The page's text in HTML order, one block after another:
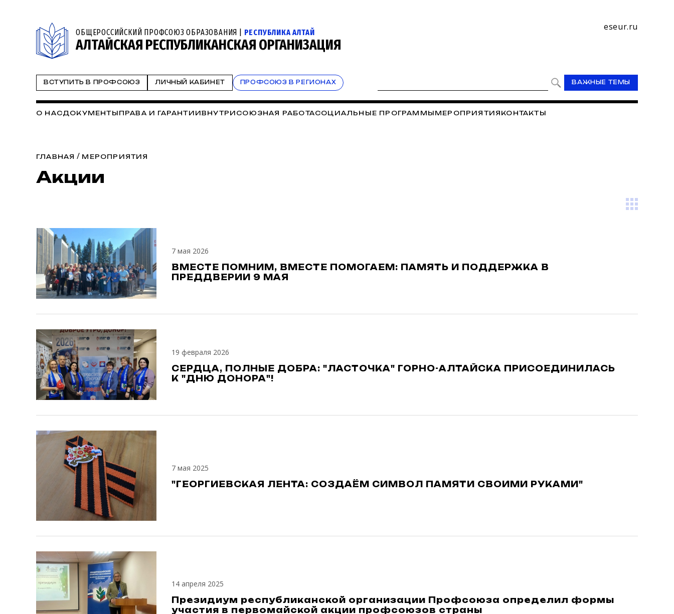
ОБЩЕРОССИЙСКИЙ ПРОФСОЮЗ ОБРАЗОВАНИЯ | РЕСПУБЛИКА АЛТАЙ
АЛТАЙСКАЯ РЕСПУБЛИКАНСКАЯ ОРГАНИЗАЦИЯ
eseur.ru
ВСТУПИТЬ В ПРОФСОЮЗ ЛИЧНЫЙ КАБИНЕТ ПРОФСОЮЗ В РЕГИОНАХ ВАЖНЫЕ ТЕМЫ
О НАСДОКУМЕНТЫ ПРАВА И ГАРАНТИИВНУТРИСОЮЗНАЯ РАБОТАСОЦИАЛЬНЫЕ ПРОГРАММЫ МЕРОПРИЯТИЯ КОНТАКТЫ
ГЛАВНАЯ / МЕРОПРИЯТИЯ
Акции
7 мая 2026
ВМЕСТЕ ПОМНИМ, ВМЕСТЕ ПОМОГАЕМ: ПАМЯТЬ И ПОДДЕРЖКА В
ПРЕДДВЕРИИ 9 МАЯ
19 февраля 2026
СЕРДЦА, ПОЛНЫЕ ДОБРА: "ЛАСТОЧКА" ГОРНО-АЛТАЙСКА ПРИСОЕДИНИЛАСЬ
К "ДНЮ ДОНОРА"!
7 мая 2025
"ГЕОРГИЕВСКАЯ ЛЕНТА: СОЗДАЁМ СИМВОЛ ПАМЯТИ СВОИМИ РУКАМИ"
14 апреля 2025
Президиум республиканской организации Профсоюза определил формы
участия в первомайской акции профсоюзов страны